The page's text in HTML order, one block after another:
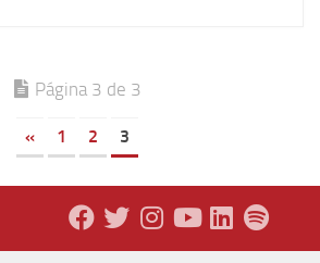
Página 3 de 3
« 1 2 3